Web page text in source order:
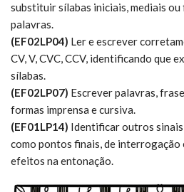
substituir sílabas iniciais, mediais
palavras.
(EF02LP04) Ler e escrever
CV, V, CVC, CCV, identificando que
sílabas.
(EF02LP07) Escrever palavras,
formas imprensa e cursiva.
(EF01LP14) Identificar outros
como pontos finais, de interrogação
efeitos na entonação.